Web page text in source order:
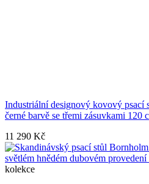
Industriální designový kovový psací
černé barvě se třemi zásuvkami 120
11 290 Kč
kolekce